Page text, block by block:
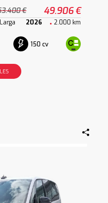
€ 49.906 €
2026 2.000 km
150 cv